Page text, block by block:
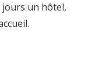
jours un hôtel,